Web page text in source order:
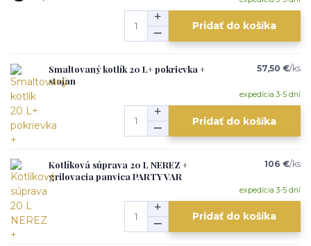
Pridať do košíka
Smaltovaný kotlík 20 L+ pokrievka +
stojan
57,50 €/ks
expedícia 3-5 dní
Pridať do košíka
Kotlíková súprava 20 L NEREZ +
grilovacia panvica PARTY VAR
106 €/ks
expedícia 3-5 dní
Pridať do košíka